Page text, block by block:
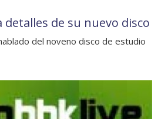
de su nuevo disco
del noveno disco de estudio